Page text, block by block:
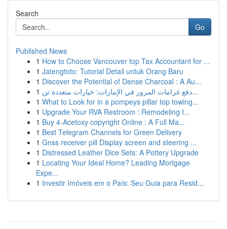
Search
Go
Published News
1 How to Choose Vancouver top Tax Accountant for ...
1 Jatengtoto: Tutorial Detail untuk Orang Baru
1 Discover the Potential of Dense Charcoal : A Au...
1
دفع غرامات المرور في الإمارات: خيارات متعددة تن...
1 What to Look for in a pompeys pillar top towing...
1 Upgrade Your RVA Restroom : Remodeling I...
1 Buy 4-Acetoxy copyright Online : A Full Ma...
1 Best Telegram Channels for Green Delivery
1 Gnss receiver pill Display screen and steering ...
1 Distressed Leather Dice Sets: A Pottery Upgrade
1 Locating Your Ideal Home? Leading Mortgage
Expe...
1 Investir Imóveis em o País: Seu Guia para Resid...